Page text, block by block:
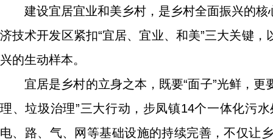
建设宜居宜业和美乡村，是乡村全面振兴的
济技术开发区紧扣“宜居、宜业、和美”三大关键
兴的生动样本。
宜居是乡村的立身之本，既要“面子”光鲜，
理、垃圾治理”三大行动，步凤镇14个一体化污
电、路、气、网等基础设施的持续完善，不仅让